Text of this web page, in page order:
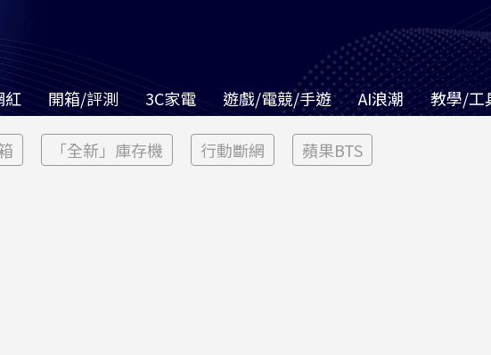
紅 開箱/評測 3C家電 遊戲/電競/手遊 AI浪潮 教學/工
「全新」庫存機 行動斷網 蘋果BTS